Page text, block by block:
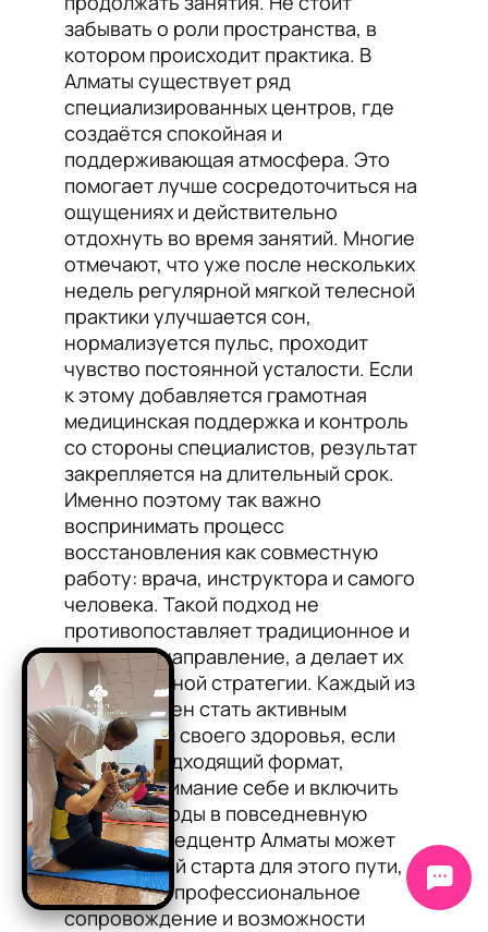
забывать о роли пространства, в
котором происходит практика. В
Алматы существует ряд
специализированных центров, где
создаётся спокойная и
поддерживающая атмосфера. Это
помогает лучше сосредоточиться на
ощущениях и действительно
отдохнуть во время занятий. Многие
отмечают, что уже после нескольких
недель регулярной мягкой телесной
практики улучшается сон,
нормализуется пульс, проходит
чувство постоянной усталости. Если
к этому добавляется грамотная
медицинская поддержка и контроль
со стороны специалистов, результат
закрепляется на длительный срок.
Именно поэтому так важно
воспринимать процесс
восстановления как совместную
работу: врача, инструктора и самого
человека. Такой подход не
противопоставляет традиционное и
телесное направление, а делает их
частью единой стратегии. Каждый из
нас способен стать активным
участником своего здоровья, если
выбрать подходящий формат,
уделить внимание себе и включить
мягкие методы в повседневную
практику. Медцентр Алматы может
стать точкой старта для этого пути,
предложив профессиональное
сопровождение и возможности